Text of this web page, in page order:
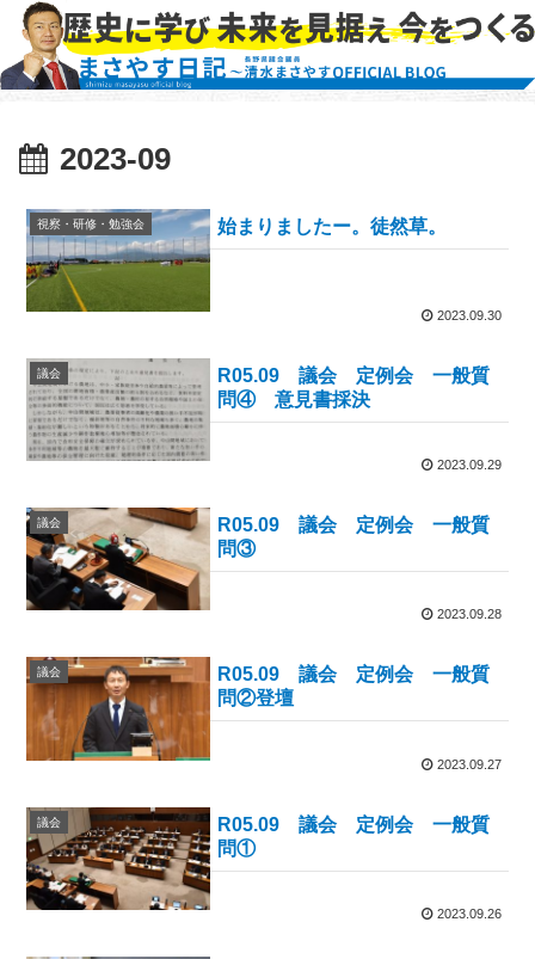
2023-09
視察・研修・勉強会 始まりましたー。徒然草。
2023.09.30
議会
R05.09 議会 定例会 一般質
問④ 意見書採決
2023.09.29
議会
R05.09 議会 定例会 一般質
問③
2023.09.28
議会
R05.09 議会 定例会 一般質
問②登壇
2023.09.27
議会
R05.09 議会 定例会 一般質
問①
2023.09.26